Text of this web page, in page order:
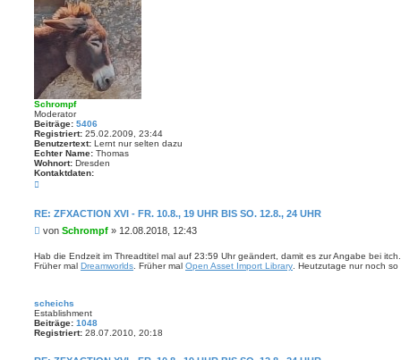
q
Schrompf
Moderator
Beiträge: 5406
Registriert: 25.02.2009, 23:44
Benutzertext: Lernt nur selten dazu
Echter Name: Thomas
Wohnort: Dresden
Kontaktdaten:
t
k
a
t
o
n
S
c
RE: ZFXACTION XVI - FR. 10.8., 19 UHR BIS SO. 12.8., 24 UHR
B
i
t
g
von Schrompf » 12.08.2018, 12:43
Hab die Endzeit im Threadtitel mal auf 23:59 Uhr geändert, damit es zur Angabe bei
Früher mal Dreamworlds . Früher mal Open Asset Import Library . Heutzutage nur noch
scheichs
Establishment
Beiträge: 1048
Registriert: 28.07.2010, 20:18